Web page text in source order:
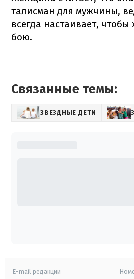
талисман для мужчины,
всегда настаивает,
бою.
Связанные темы:
ЗВЕЗДНЫЕ ДЕТИ
E-mail редакции